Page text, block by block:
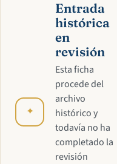
✦
Entrada
histórica
en
revisión
Esta ficha
procede del
archivo
histórico y
todavía no ha
completado la
revisión